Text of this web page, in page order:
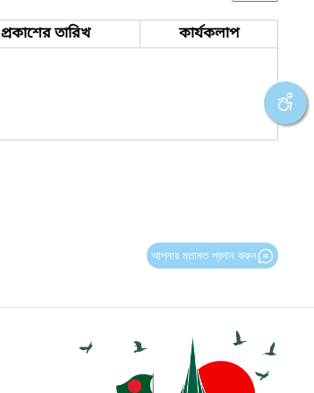
প্রকাশের তারিখ কার্যকলাপ
আপনার মতামত প্রদান করুন